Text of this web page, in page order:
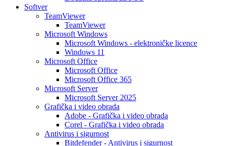
Softver
TeamViewer
TeamViewer
Microsoft Windows
Microsoft Windows - elektroničke licence
Windows 11
Microsoft Office
Microsoft Office
Microsoft Office 365
Microsoft Server
Microsoft Server 2025
Grafička i video obrada
Adobe - Grafička i video obrada
Corel - Grafička i video obrada
Antivirus i sigurnost
Bitdefender - Antivirus i sigurnost